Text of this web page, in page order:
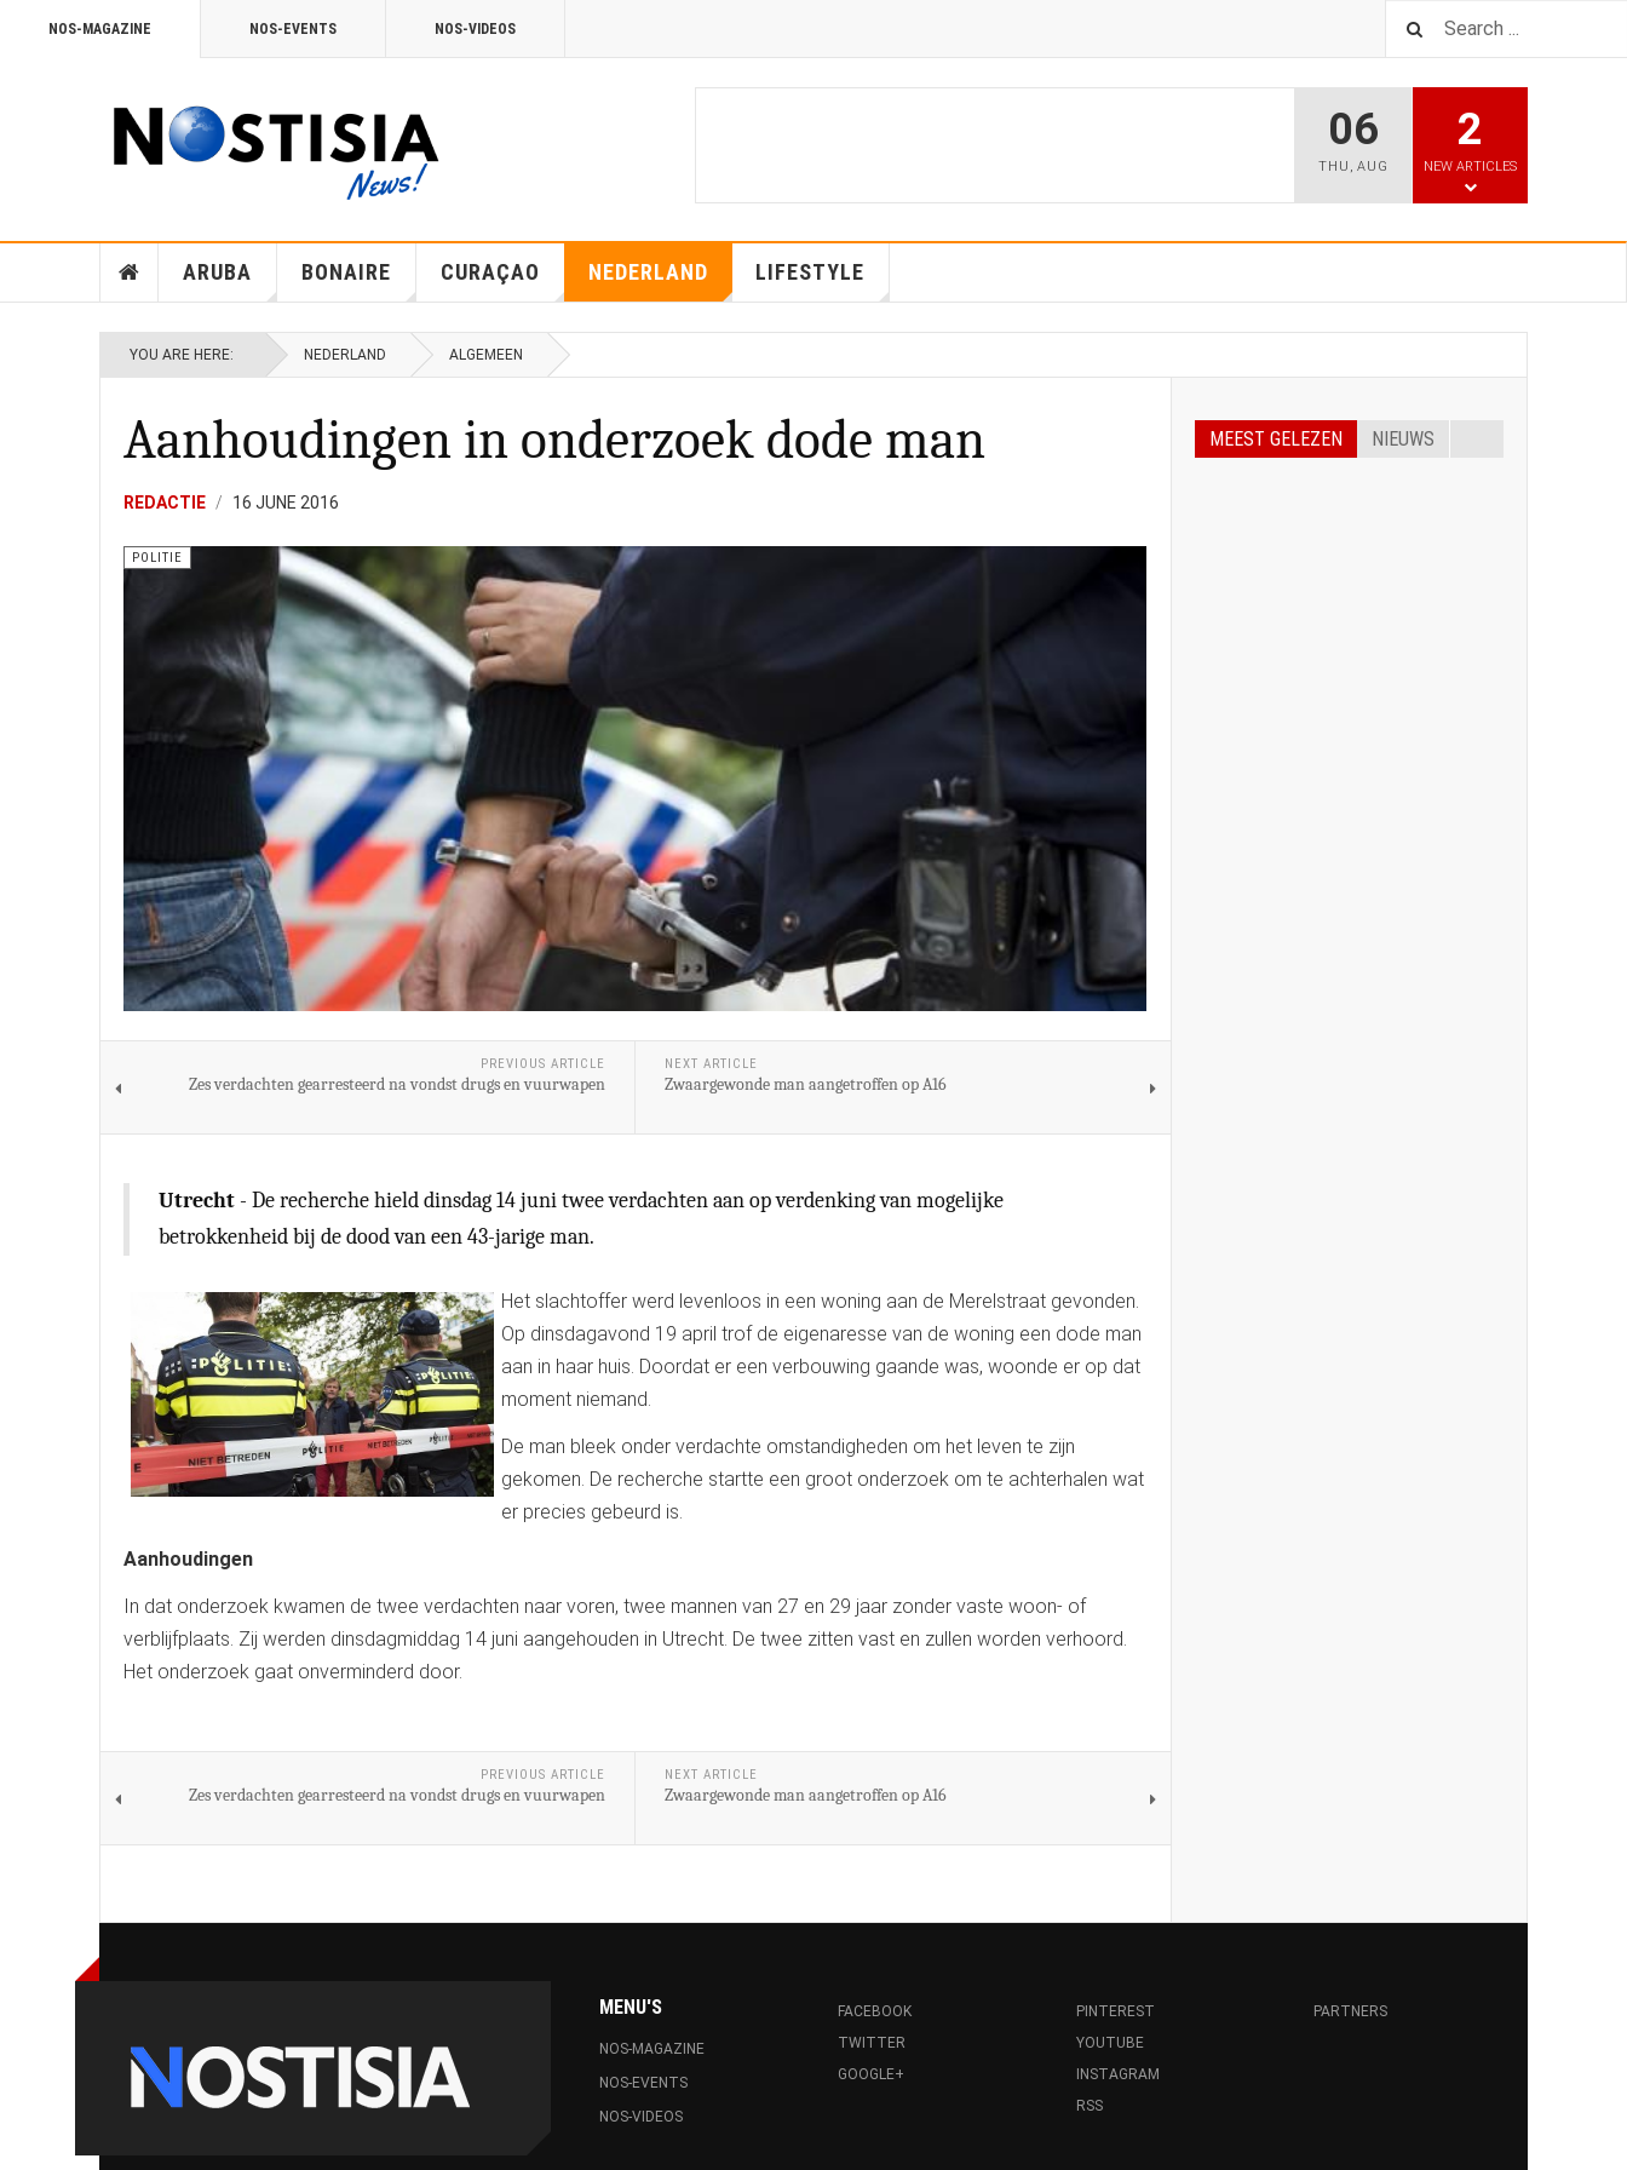
NOS-MAGAZINE NOS-EVENTS NOS-VIDEOS
06
THU , AUG
2
NEW ARTICLES
ARUBA BONAIRE CURAÇAO NEDERLAND LIFESTYLE
YOU ARE HERE: NEDERLAND ALGEMEEN
Aanhoudingen in onderzoek dode man
REDACTIE 16 JUNE 2016
POLITIE
PREVIOUS ARTICLE
Zes verdachten gearresteerd na vondst drugs en vuurwapen
NEXT ARTICLE
Zwaargewonde man aangetroffen op A16
Utrecht - De recherche hield dinsdag 14 juni twee verdachten aan op verdenking van mogelijke
betrokkenheid bij de dood van een 43-jarige man.
Het slachtoffer werd levenloos in een woning aan de Merelstraat gevonden.
Op dinsdagavond 19 april trof de eigenaresse van de woning een dode man
aan in haar huis. Doordat er een verbouwing gaande was, woonde er op dat
moment niemand.
De man bleek onder verdachte omstandigheden om het leven te zijn
gekomen. De recherche startte een groot onderzoek om te achterhalen wat
er precies gebeurd is.
Aanhoudingen
In dat onderzoek kwamen de twee verdachten naar voren, twee mannen van 27 en 29 jaar zonder vaste woon- of
verblijfplaats. Zij werden dinsdagmiddag 14 juni aangehouden in Utrecht. De twee zitten vast en zullen worden verhoord.
Het onderzoek gaat onverminderd door.
PREVIOUS ARTICLE
Zes verdachten gearresteerd na vondst drugs en vuurwapen
NEXT ARTICLE
Zwaargewonde man aangetroffen op A16
MEEST GELEZEN NIEUWS
MENU'S
NOS-MAGAZINE
NOS-EVENTS
NOS-VIDEOS
FACEBOOK
TWITTER
GOOGLE+
PINTEREST
YOUTUBE
INSTAGRAM
RSS
PARTNERS